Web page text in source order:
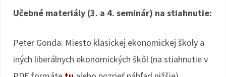
Učebné materiály (3. a 4. seminár) na stiahnutie:
Peter Gonda: Miesto klasickej ekonomickej školy a
iných liberálnych ekonomických škôl (na stiahnutie v